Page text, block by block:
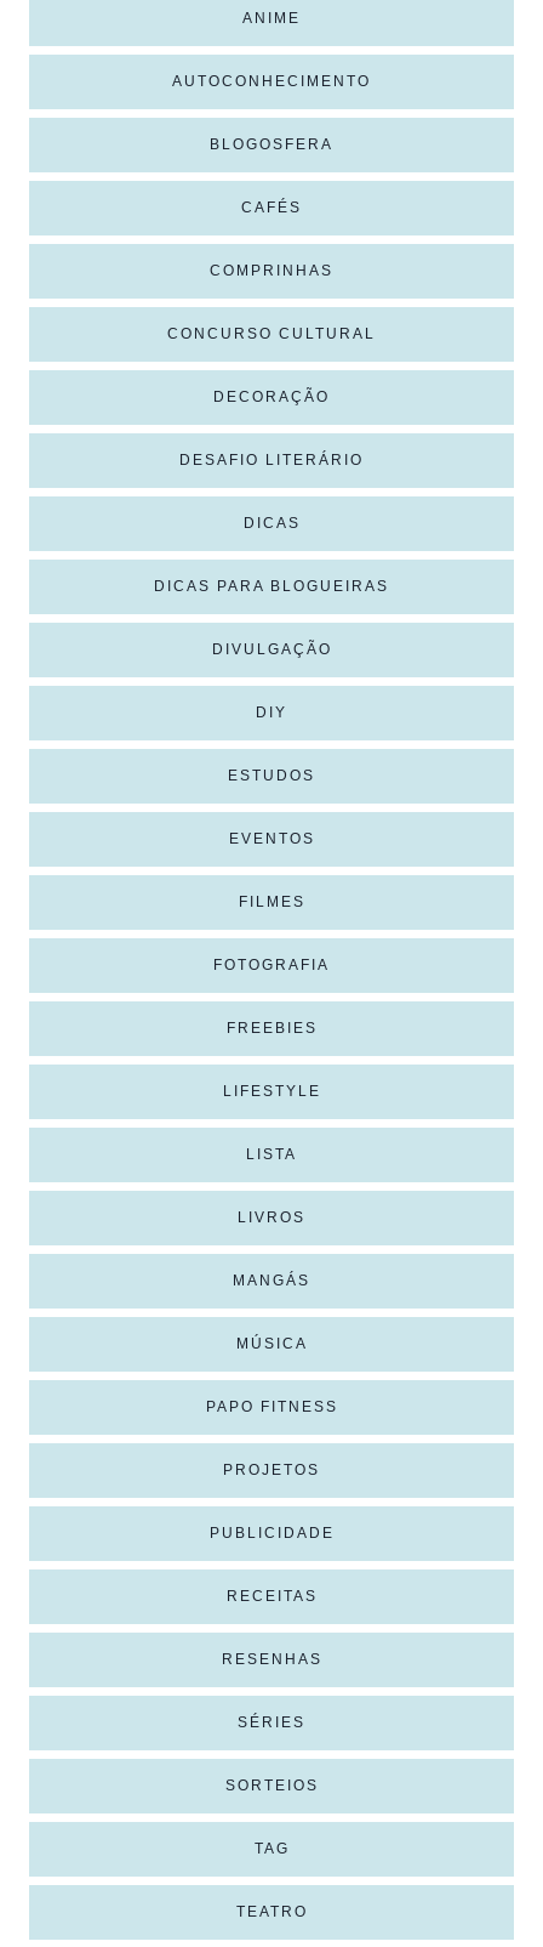
ANIME
AUTOCONHECIMENTO
BLOGOSFERA
CAFÉS
COMPRINHAS
CONCURSO CULTURAL
DECORAÇÃO
DESAFIO LITERÁRIO
DICAS
DICAS PARA BLOGUEIRAS
DIVULGAÇÃO
DIY
ESTUDOS
EVENTOS
FILMES
FOTOGRAFIA
FREEBIES
LIFESTYLE
LISTA
LIVROS
MANGÁS
MÚSICA
PAPO FITNESS
PROJETOS
PUBLICIDADE
RECEITAS
RESENHAS
SÉRIES
SORTEIOS
TAG
TEATRO